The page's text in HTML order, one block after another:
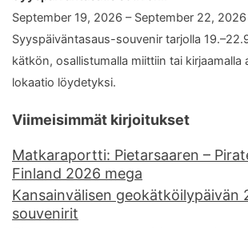
September 19, 2026 – September 22, 2026
Syyspäiväntasaus-souvenir tarjolla
kätkön, osallistumalla miittiin tai kirjaamalla
lokaatio löydetyksi.
Viimeisimmät kirjoitukset
Matkaraportti: Pietarsaaren –
Finland 2026 mega
Kansainvälisen geokätköilypäivän
souvenirit